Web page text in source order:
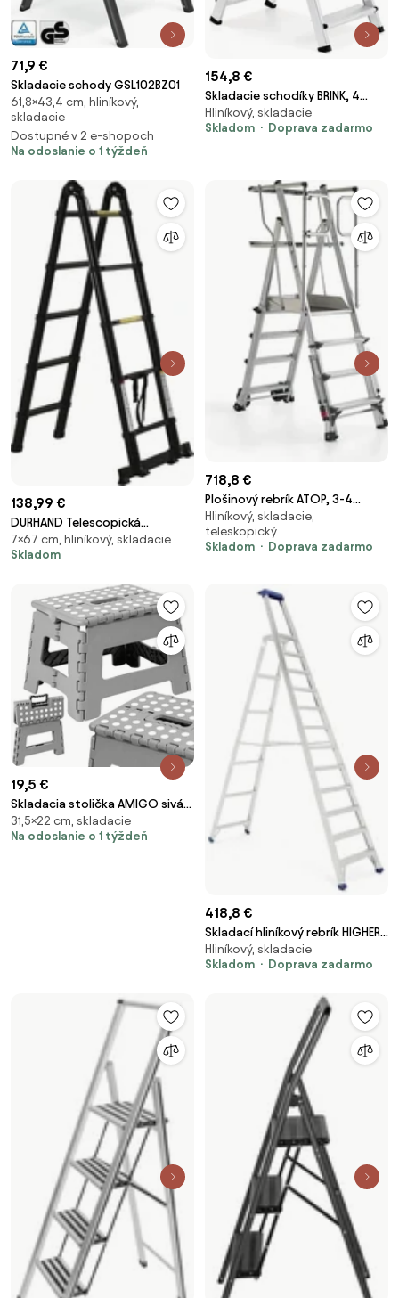
71,9 €
Skladacie schody GSL102BZ01
61,8×43,4 cm, hliníkový,
skladacie
Dostupné v 2 e-shopoch
Na odoslanie o 1 týždeň
154,8 €
Skladacie schodíky BRINK, 4
priečky, výška 940 mm
Hliníkový, skladacie
Skladom
Doprava zadarmo
138,99 €
DURHAND Telescopická
skladacia multifunkčná stabilná
A rámová prenosná 10-
podporuje 150 kg Hliník
320x67x7 cm Čierna | Aosom
7×67 cm, hliníkový, skladacie
Skladom
718,8 €
Plošinový rebrík ATOP, 3-4
priečky, 710-890 mm
Hliníkový, skladacie,
teleskopický
Skladom
Doprava zadarmo
19,5 €
Skladacia stolička AMIGO sivá
veľkosť M
31,5×22 cm, skladacie
Na odoslanie o 1 týždeň
418,8 €
Skladací hliníkový rebrík HIGHER,
výška plošiny 2800 mm
Hliníkový, skladacie
Skladom
Doprava zadarmo